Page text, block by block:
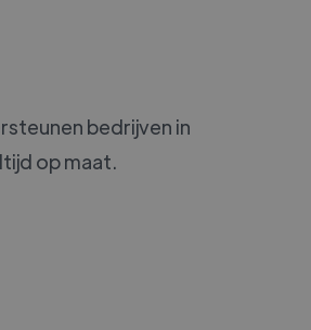
bedrijven in
op maat.